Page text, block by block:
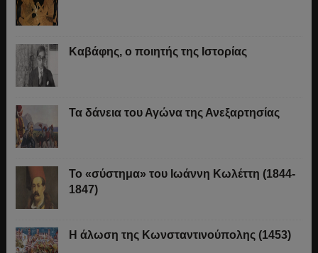
Καβάφης, ο ποιητής της Ιστορίας
Τα δάνεια του Αγώνα της Ανεξαρτησίας
Το «σύστημα» του Ιωάννη Κωλέττη (1844-
1847)
Η άλωση της Κωνσταντινούπολης (1453)